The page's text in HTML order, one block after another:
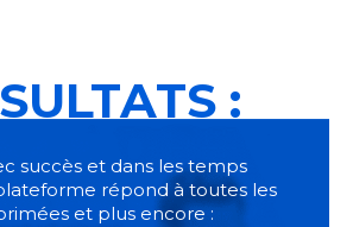
:
succès et dans les temps
répond à toutes les
et plus encore :